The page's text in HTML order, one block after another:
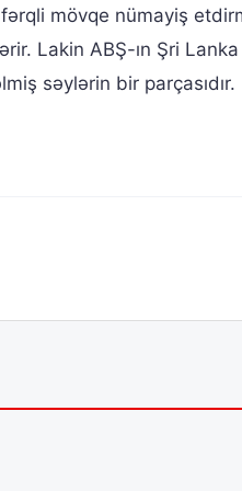
mövqe nümayiş
Lakin ABŞ-ın Şri Lanka
səylərin bir parçasıdır.